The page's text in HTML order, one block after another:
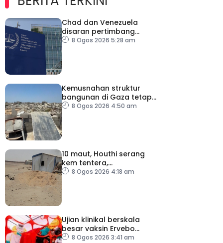
Chad dan Venezuela
disaran pertimbang
semula keputusan tarik
8 Ogos 2026 5:28 am
Kemusnahan struktur
bangunan di Gaza tetap
catat peningkatan
8 Ogos 2026 4:50 am
10 maut, Houthi serang
kem tentera,
penempatan pelarian
8 Ogos 2026 4:18 am
Ujian klinikal berskala
besar vaksin Ervebo
tangani wabak Ebola
8 Ogos 2026 3:41 am